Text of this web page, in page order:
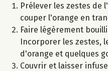
Prélever les zestes de
couper l'orange en
Faire légèrement
Incorporer les zestes,
d'orange et quelques
Couvrir et laisser